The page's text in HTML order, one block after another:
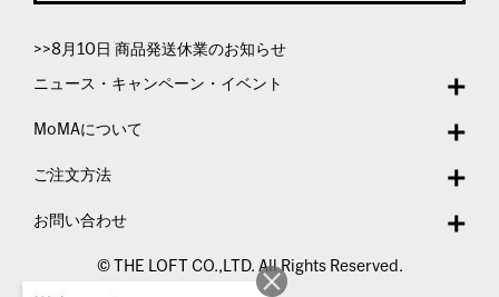
>>8月10日 商品発送休業のお知らせ
ニュース・キャンペーン・イベント
MoMAについて
ご注文方法
お問い合わせ
© THE LOFT CO.,LTD. All Rights Reserved.